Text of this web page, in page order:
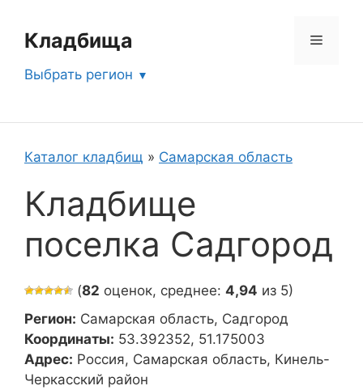
содержимому
Кладбища Меню
Выбрать регион
Каталог кладбищ » Самарская область
Кладбище
поселка Садгород
(82 оценок, среднее: 4,94 из 5)
Регион: Самарская область, Садгород
Координаты: 53.392352, 51.175003
Адрес: Россия, Самарская область, Кинель-
Черкасский район